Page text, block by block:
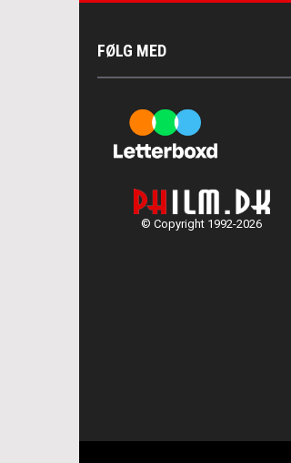
FØLG MED
© Copyright 1992-2026